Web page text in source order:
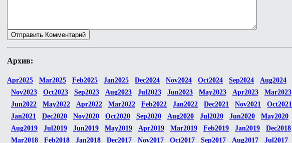
Архив:
Apr2025 Mar2025 Feb2025 Jan2025 Dec2024 Nov2024 Oct2024 Sep2024 Aug2024
Nov2023
Oct2023 Sep2023 Aug2023 Jul2023 Jun2023 May2023 Apr2023 Mar2023
Jun2022
May2022 Apr2022 Mar2022 Feb2022 Jan2022 Dec2021 Nov2021 Oct2021
Jan2021
Dec2020 Nov2020 Oct2020 Sep2020 Aug2020 Jul2020 Jun2020 May2020
Aug2019
Jul2019 Jun2019 May2019 Apr2019 Mar2019 Feb2019 Jan2019 Dec2018
Mar2018
Feb2018 Jan2018 Dec2017 Nov2017 Oct2017 Sep2017 Aug2017 Jul2017